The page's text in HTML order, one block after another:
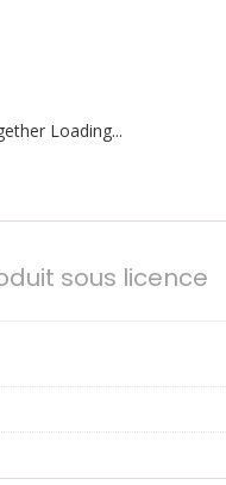
Loading...
sous licence